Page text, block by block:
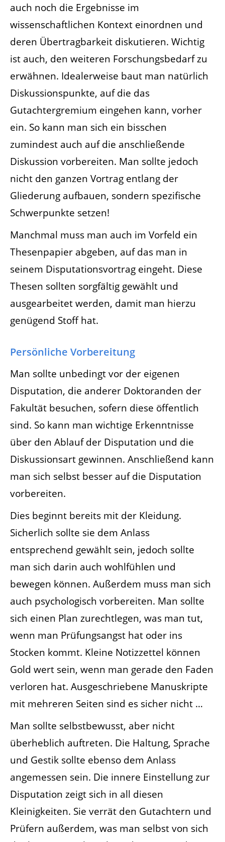
auch noch die Ergebnisse im
wissenschaftlichen Kontext einordnen und
deren Übertragbarkeit diskutieren. Wichtig
ist auch, den weiteren Forschungsbedarf zu
erwähnen. Idealerweise baut man natürlich
Diskussionspunkte, auf die das
Gutachtergremium eingehen kann, vorher
ein. So kann man sich ein bisschen
zumindest auch auf die anschließende
Diskussion vorbereiten. Man sollte jedoch
nicht den ganzen Vortrag entlang der
Gliederung aufbauen, sondern spezifische
Schwerpunkte setzen!
Manchmal muss man auch im Vorfeld ein
Thesenpapier abgeben, auf das man in
seinem Disputationsvortrag eingeht. Diese
Thesen sollten sorgfältig gewählt und
ausgearbeitet werden, damit man hierzu
genügend Stoff hat.
Persönliche Vorbereitung
Man sollte unbedingt vor der eigenen
Disputation, die anderer Doktoranden der
Fakultät besuchen, sofern diese öffentlich
sind. So kann man wichtige Erkenntnisse
über den Ablauf der Disputation und die
Diskussionsart gewinnen. Anschließend kann
man sich selbst besser auf die Disputation
vorbereiten.
Dies beginnt bereits mit der Kleidung.
Sicherlich sollte sie dem Anlass
entsprechend gewählt sein, jedoch sollte
man sich darin auch wohlfühlen und
bewegen können. Außerdem muss man sich
auch psychologisch vorbereiten. Man sollte
sich einen Plan zurechtlegen, was man tut,
wenn man Prüfungsangst hat oder ins
Stocken kommt. Kleine Notizzettel können
Gold wert sein, wenn man gerade den Faden
verloren hat. Ausgeschriebene Manuskripte
mit mehreren Seiten sind es sicher nicht …
Man sollte selbstbewusst, aber nicht
überheblich auftreten. Die Haltung, Sprache
und Gestik sollte ebenso dem Anlass
angemessen sein. Die innere Einstellung zur
Disputation zeigt sich in all diesen
Kleinigkeiten. Sie verrät den Gutachtern und
Prüfern außerdem, was man selbst von sich